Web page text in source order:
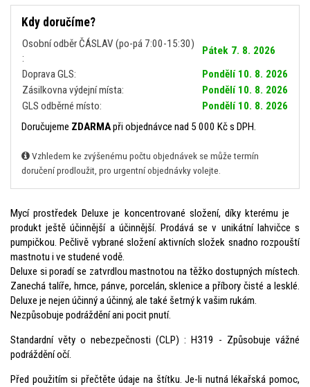
Kdy doručíme?
Osobní odběr ČÁSLAV (po-pá 7:00-15:30)
:
Pátek 7. 8. 2026
Doprava GLS:
Pondělí 10. 8. 2026
Zásilkovna výdejní místa:
Pondělí 10. 8. 2026
GLS odběrné místo:
Pondělí 10. 8. 2026
Doručujeme ZDARMApři objednávce nad 5 000 Kč s DPH.
Vzhledem ke zvýšenému počtu objednávek se může termín
doručení prodloužit, pro urgentní objednávky volejte.
Mycí prostředek Deluxe je koncentrované složení, díky kterému je
produkt ještě účinnější a účinnější. Prodává se v unikátní lahvičce s
pumpičkou. Pečlivě vybrané složení aktivních složek snadno rozpouští
mastnotu i ve studené vodě.
Deluxe si poradí se zatvrdlou mastnotou na těžko dostupných místech.
Zanechá talíře, hrnce, pánve, porcelán, sklenice a příbory čisté a lesklé.
Deluxe je nejen účinný a účinný, ale také šetrný k vašim rukám.
Nezpůsobuje podráždění ani pocit pnutí.
Standardní věty o nebezpečnosti (CLP) : H319 - Způsobuje vážné
podráždění očí.
Před použitím si přečtěte údaje na štítku. Je-li nutná lékařská pomoc,